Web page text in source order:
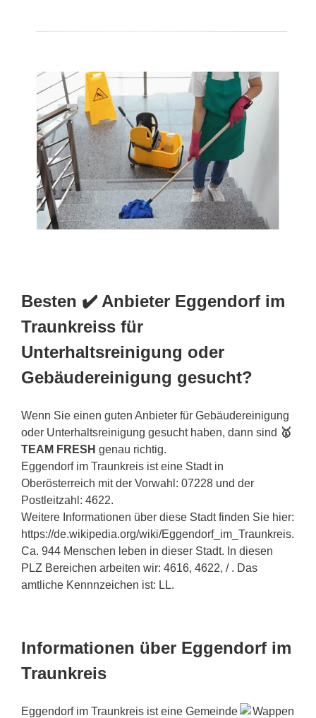
Besten ✔️ Anbieter Eggendorf im
Traunkreiss für
Unterhaltsreinigung oder
Gebäudereinigung gesucht?
Wenn Sie einen guten Anbieter für Gebäudereinigung
oder Unterhaltsreinigung gesucht haben, dann sind 🥇
TEAM FRESH genau richtig.
Eggendorf im Traunkreis ist eine Stadt in
Oberösterreich mit der Vorwahl: 07228 und der
Postleitzahl: 4622.
Weitere Informationen über diese Stadt finden Sie hier:
https://de.wikipedia.org/wiki/Eggendorf_im_Traunkreis.
Ca. 944 Menschen leben in dieser Stadt. In diesen
PLZ Bereichen arbeiten wir: 4616, 4622, / . Das
amtliche Kennnzeichen ist: LL.
Informationen über Eggendorf im
Traunkreis
Eggendorf im Traunkreis ist eine Gemeinde